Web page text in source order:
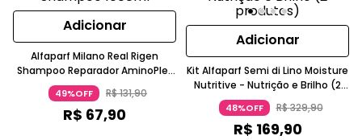
Adicionar
Alfaparf Milano Real Rigen
Shampoo Reparador AminoPlex
Extrato De Chia Vegano Para
Cabelos Danificados 1000ml
49%OFF R$131,90
R$ 67,90
Adicionar
Kit Alfaparf Semi di Lino Moisture
Nutritive - Nutrição e Brilho (2
produtos)
48%OFF R$329,90
R$ 169,90